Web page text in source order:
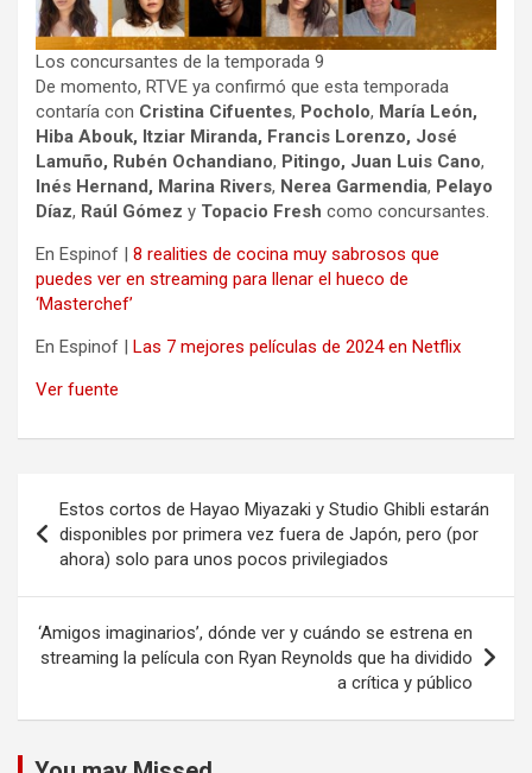
Los concursantes de la temporada 9
De momento, RTVE ya confirmó que esta temporada
contaría con Cristina Cifuentes, Pocholo, María León,
Hiba Abouk, Itziar Miranda, Francis Lorenzo, José
Lamuño, Rubén Ochandiano, Pitingo, Juan Luis Cano,
Inés Hernand, Marina Rivers, Nerea Garmendia, Pelayo
Díaz, Raúl Gómez y Topacio Fresh como concursantes.
En Espinof | 8 realities de cocina muy sabrosos que
puedes ver en streaming para llenar el hueco de
‘Masterchef’
En Espinof | Las 7 mejores películas de 2024 en Netflix
Ver fuente
de
entradas
Estos cortos de Hayao Miyazaki y Studio Ghibli estarán
disponibles por primera vez fuera de Japón, pero (por
ahora) solo para unos pocos privilegiados
‘Amigos imaginarios’, dónde ver y cuándo se estrena en
streaming la película con Ryan Reynolds que ha dividido
a crítica y público